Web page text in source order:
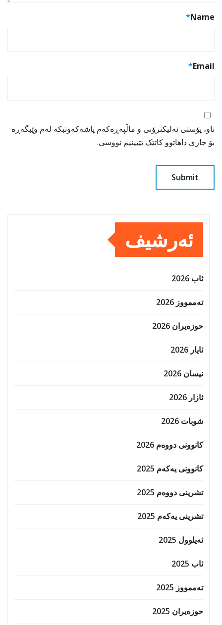
Name
*
Email
*
ناو، پۆستی ئەلیکترۆنی و ماڵپەڕەکەم پاشەکەوتبکە لەم وێبگەڕە
بۆ جاری داهاتوو کاتێک تێبینیم نووسی.
ئەرشیف
ئاب 2026
تەممووز 2026
حوزه‌یران 2026
ئایار 2026
نیسان 2026
ئازار 2026
شوبات 2026
کانوونی دووەم 2026
کانوونی یەکەم 2025
تشرینی دووەم 2025
تشرینی یەکەم 2025
ئەیلوول 2025
ئاب 2025
تەممووز 2025
حوزه‌یران 2025